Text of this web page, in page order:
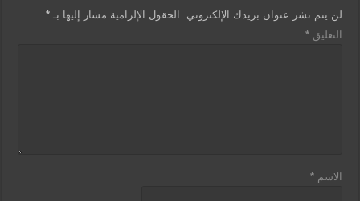
لن يتم نشر عنوان بريدك الإلكتروني. الحقول الإلزامية مشار إليها بـ*
التعليق*
الاسم*